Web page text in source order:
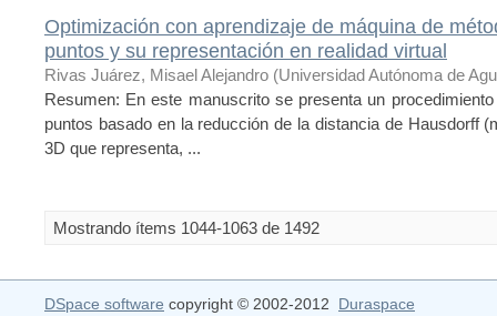
Optimización con aprendizaje de máquina de
puntos y su representación en realidad virtual
Rivas Juárez, Misael Alejandro (Universidad Autónoma de
Resumen: En este manuscrito se presenta un
puntos basado en la reducción de la distancia de Hausdorff
3D que representa, ...
Mostrando ítems 1044-1063 de 1492
DSpace software copyright © 2002-2012 Duraspace